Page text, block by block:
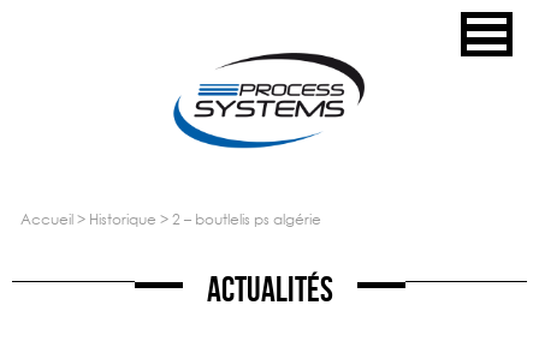
accueil> historique > 2 – boutlelis ps algérie
Actualités